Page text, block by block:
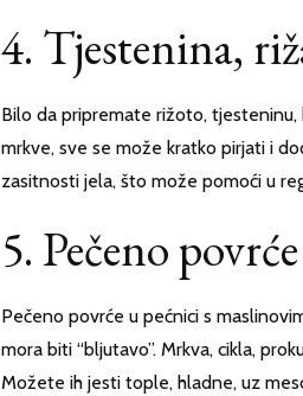
4. Tjestenina,
Bilo da pripremate rižoto, tjesteninu,
mrkve, sve se može kratko pirjati i
zasitnosti jela, što može pomoći u
5. Pečeno
Pečeno povrće u pećnici s
mora biti “bljutavo”. Mrkva, cikla,
Možete ih jesti tople, hladne, uz